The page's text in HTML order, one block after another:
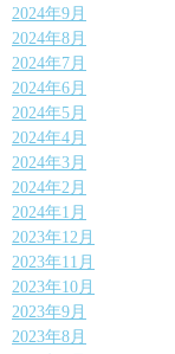
2024年9月
2024年8月
2024年7月
2024年6月
2024年5月
2024年4月
2024年3月
2024年2月
2024年1月
2023年12月
2023年11月
2023年10月
2023年9月
2023年8月